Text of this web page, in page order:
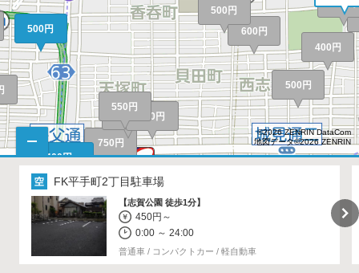
500円
350円
400円
400円～
750円
500円
550円
550円
400円
600円
500円
550円220円
400円～
500円
©2026 ZENRIN DataCom
地図データ©2026 ZENRIN
FK平手町2丁目駐車場
【志賀公園 徒歩1分】
450円～
0:00 ～ 24:00
普通車 / コンパクトカー / 軽自動車